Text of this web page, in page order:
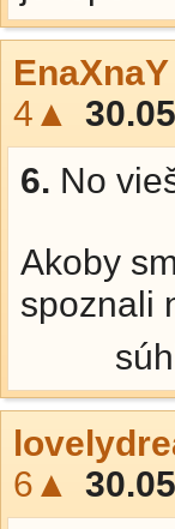
EnaXnaY
4▲
6. No
Akoby
spoznali
6▲